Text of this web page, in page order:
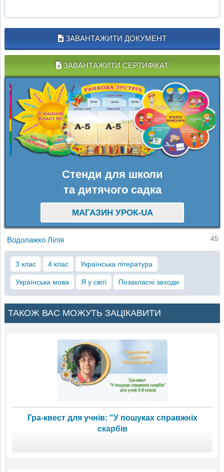
ЗАВАНТАЖИТИ ДОКУМЕНТ
ЗАВАНТАЖИТИ СЕРТИФІКАТ
Стенди для школи
та дитячого садка
МАГАЗИН УРОК-UA
Водолажко Лілія 45
3 клас 4 клас Українська література
Українська мова Я у світі Позакласні заходи
ТАКОЖ ВАС МОЖУТЬ ЗАЦІКАВИТИ
Гра-квест для учнів: "У пошуках справжніх
скарбів